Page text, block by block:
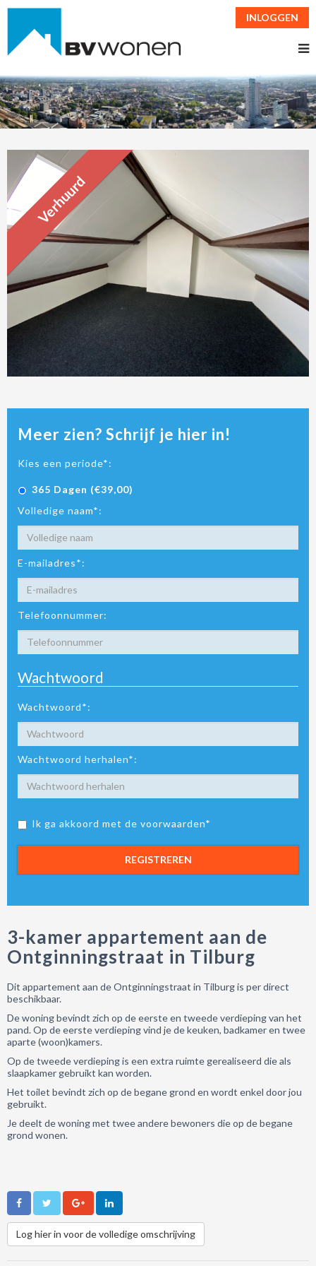
INLOGGEN
Verhuurd
Meer zien? Schrijf je hier in!
Kies een periode*:
365 Dagen (€39,00)
Volledige naam*:
E-mailadres*:
Telefoonnummer:
Wachtwoord
Wachtwoord*:
Wachtwoord herhalen*:
Ik ga akkoord met de voorwaarden*
REGISTREREN
3-kamer appartement aan de
Ontginningstraat in Tilburg
Dit appartement aan de Ontginningstraat in Tilburg is per direct
beschikbaar.
De woning bevindt zich op de eerste en tweede verdieping van het
pand. Op de eerste verdieping vind je de keuken, badkamer en twee
aparte (woon)kamers.
Op de tweede verdieping is een extra ruimte gerealiseerd die als
slaapkamer gebruikt kan worden.
Het toilet bevindt zich op de begane grond en wordt enkel door jou
gebruikt.
Je deelt de woning met twee andere bewoners die op de begane
grond wonen.
Log hier in voor de volledige omschrijving